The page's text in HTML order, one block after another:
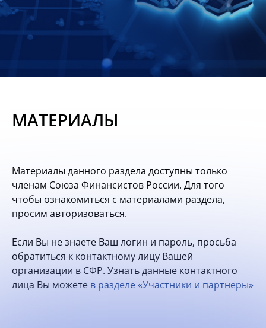
отчеты
Контакты
Материалы
опытом
Вступить
МАТЕРИАЛЫ
Материалы данного раздела доступны только
членам Союза Финансистов России. Для того
чтобы ознакомиться с материалами раздела,
просим авторизоваться.
Если Вы не знаете Ваш логин и пароль, просьба
обратиться к контактному лицу Вашей
организации в СФР. Узнать данные контактного
лица Вы можете в разделе «Участники и партнеры»